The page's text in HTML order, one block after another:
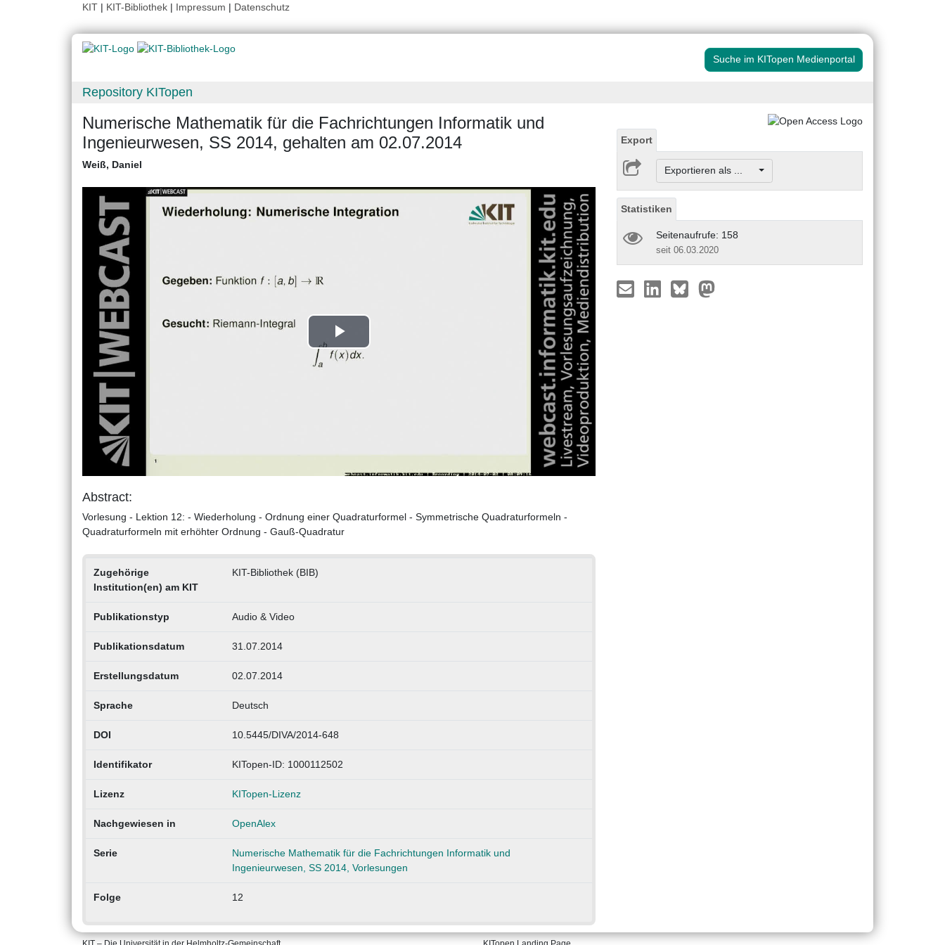
KIT | KIT-Bibliothek | Impressum | Datenschutz
Suche im KITopen Medienportal
Repository KITopen
Numerische Mathematik für die Fachrichtungen Informatik und
Ingenieurwesen, SS 2014, gehalten am 02.07.2014
Weiß, Daniel
Play
Abstract:
Vorlesung - Lektion 12: - Wiederholung - Ordnung einer Quadraturformel - Symmetrische Quadraturformeln -
Quadraturformeln mit erhöhter Ordnung - Gauß-Quadratur
Zugehörige
Institution(en) am KIT
KIT-Bibliothek (BIB)
Publikationstyp Audio & Video
Publikationsdatum 31.07.2014
Erstellungsdatum 02.07.2014
Sprache Deutsch
DOI 10.5445/DIVA/2014-648
Identifikator KITopen-ID: 1000112502
Lizenz KITopen-Lizenz
Nachgewiesen in OpenAlex
Serie
Numerische Mathematik für die Fachrichtungen Informatik und
Ingenieurwesen, SS 2014, Vorlesungen
Folge 12
Export
Exportieren als ...
Statistiken
Seitenaufrufe: 158
seit 06.03.2020